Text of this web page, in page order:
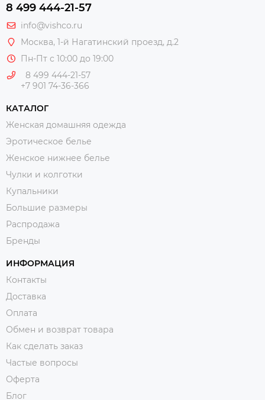
8 499 444-21-57
info@vishco.ru
Москва, 1-й Нагатинский проезд, д.2
Пн-Пт с 10:00 до 19:00
8 499 444-21-57
+7 901 74-36-366
КАТАЛОГ
Женская домашняя одежда
Эротическое белье
Женское нижнее белье
Чулки и колготки
Купальники
Большие размеры
Распродажа
Бренды
ИНФОРМАЦИЯ
Контакты
Доставка
Оплата
Обмен и возврат товара
Как сделать заказ
Частые вопросы
Оферта
Блог